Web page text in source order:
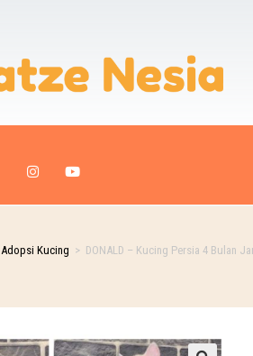
Adopsi Kucing > DONALD – Kucing Persia 4 Bulan